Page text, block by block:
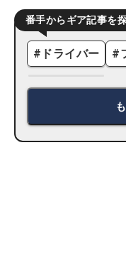
番手からギア記事を
# ドライバー #